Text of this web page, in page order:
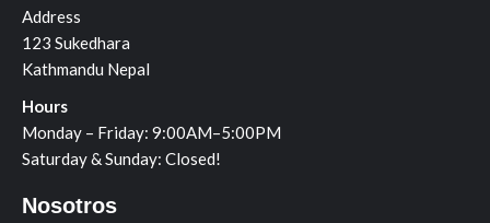
Address
123 Sukedhara
Kathmandu Nepal
Hours
Monday – Friday: 9:00AM–5:00PM
Saturday & Sunday: Closed!
Nosotros